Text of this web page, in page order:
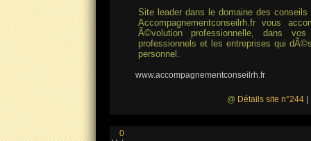
Site leader dans le domaine des conseils
Accompagnementconseilrh.fr vous
Ã©volution professionnelle, dans
professionnels et les entreprises qui
personnel.
www.accompagnementconseilrh.fr
@ Détails site n°244|
0